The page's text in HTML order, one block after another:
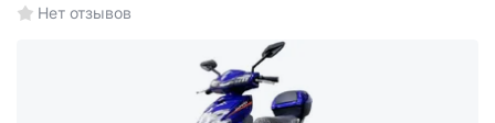
Нет отзывов